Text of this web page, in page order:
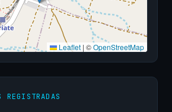
Leaflet | ©OpenStreetMap